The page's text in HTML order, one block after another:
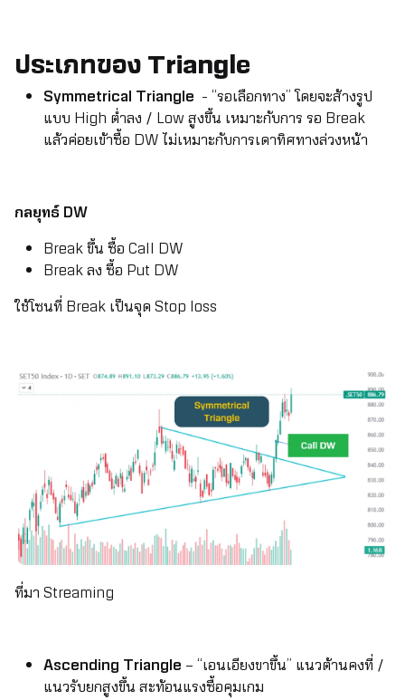
ประเภทของTriangle
Symmetrical Triangle - “รอเลือกทาง” โดยจะส้างรูป
แบบ High ต่ำลง / Low สูงขึ้น เหมาะกับการ รอ Break
แล้วค่อยเข้าซื้อ DW ไม่เหมาะกับการเดาทิศทางล่วงหน้า
กลยุทธ์ DW
Break ขึ้น ซื้อ Call DW
Break ลง ซื้อ Put DW
ใช้โซนที่ Break เป็นจุด Stop loss
ที่มา Streaming
Ascending Triangle – “เอนเอียงขาขึ้น” แนวต้านคงที่ /
แนวรับยกสูงขึ้น สะท้อนแรงซื้อคุมเกม